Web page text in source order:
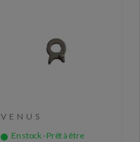
VENUS
En stock - Prêt à être